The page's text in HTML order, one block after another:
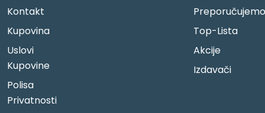
Kontakt
Kupovina
Uslovi
Kupovine
Polisa
Privatnosti
Preporučujemo
Top-Lista
Akcije
Izdavači